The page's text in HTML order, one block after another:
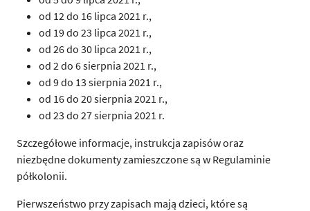
od 12 do 16 lipca 2021 r.,
od 19 do 23 lipca 2021 r.,
od 26 do 30 lipca 2021 r.,
od 2 do 6 sierpnia 2021 r.,
od 9 do 13 sierpnia 2021 r.,
od 16 do 20 sierpnia 2021 r.,
od 23 do 27 sierpnia 2021 r.
Szczegółowe informacje, instrukcja zapisów oraz
niezbędne dokumenty zamieszczone są w Regulaminie
półkolonii.
Pierwszeństwo przy zapisach mają dzieci, które są